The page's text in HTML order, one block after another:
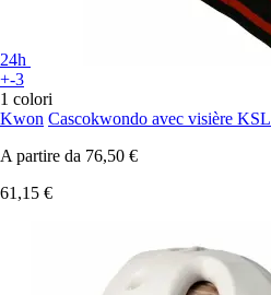
24h
+-3
1 colori
Kwon Cascokwondo avec visière KSL
A partire da 76,50 €
61,15 €